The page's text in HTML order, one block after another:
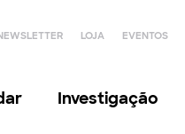
LOJA EVENTOS
Investigação